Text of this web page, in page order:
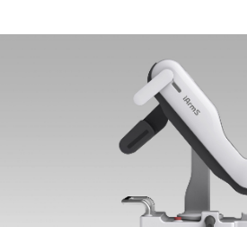
キーワードから見つける
#物流の未来を考える
#クルマの